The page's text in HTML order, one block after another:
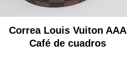
Correa Louis Vuiton AAA
Café de cuadros